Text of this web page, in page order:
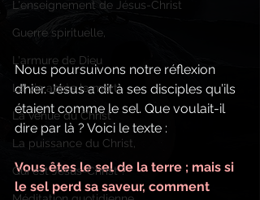
L'enseignement de Jésus-Christ
Guerre spirituelle,
L'armure de Dieu
La vie après la mort
La venue du Christ
La puissance du Christ,
Qui est Jésus-Christ ?
Nous poursuivons notre réflexion
d’hier. Jésus a dit à ses disciples qu’ils
étaient comme le sel. Que voulait-il
dire par là ? Voici le texte :
Vous êtes le sel de la terre ; mais si
le sel perd sa saveur, comment